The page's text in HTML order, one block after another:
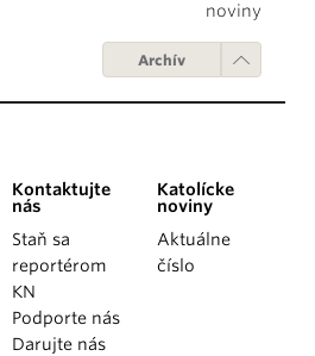
noviny
Archív
Kontaktujte
nás
Staň sa
reportérom
KN
Podporte nás
Darujte nás
Katolícke
noviny
Aktuálne
číslo